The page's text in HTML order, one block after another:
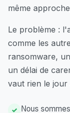
même
Le problème :
comme les
ransomware,
un délai de
vaut rien le jour
✓ Nous sommes